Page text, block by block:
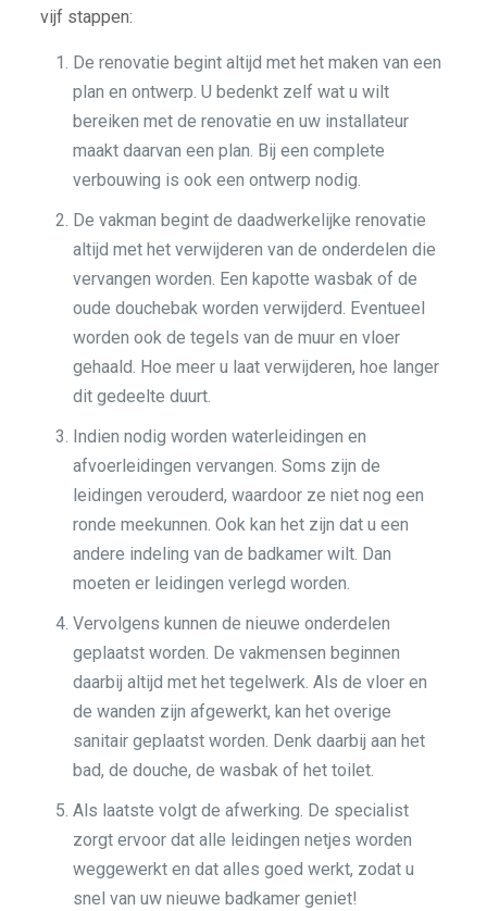
vijf stappen:
De renovatie begint altijd met het maken van een
plan en ontwerp. U bedenkt zelf wat u wilt
bereiken met de renovatie en uw installateur
maakt daarvan een plan. Bij een complete
verbouwing is ook een ontwerp nodig.
De vakman begint de daadwerkelijke renovatie
altijd met het verwijderen van de onderdelen die
vervangen worden. Een kapotte wasbak of de
oude douchebak worden verwijderd. Eventueel
worden ook de tegels van de muur en vloer
gehaald. Hoe meer u laat verwijderen, hoe langer
dit gedeelte duurt.
Indien nodig worden waterleidingen en
afvoerleidingen vervangen. Soms zijn de
leidingen verouderd, waardoor ze niet nog een
ronde meekunnen. Ook kan het zijn dat u een
andere indeling van de badkamer wilt. Dan
moeten er leidingen verlegd worden.
Vervolgens kunnen de nieuwe onderdelen
geplaatst worden. De vakmensen beginnen
daarbij altijd met het tegelwerk. Als de vloer en
de wanden zijn afgewerkt, kan het overige
sanitair geplaatst worden. Denk daarbij aan het
bad, de douche, de wasbak of het toilet.
Als laatste volgt de afwerking. De specialist
zorgt ervoor dat alle leidingen netjes worden
weggewerkt en dat alles goed werkt, zodat u
snel van uw nieuwe badkamer geniet!